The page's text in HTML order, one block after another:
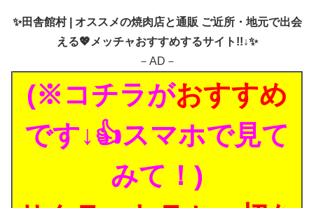
✨田舎館村 | オススメの焼肉店と通販 ご近所・地元で出会
える💖メッチャおすすめするサイト!!↓✨
－AD－
(※コチラがおすすめ
です↓👍スマホで見て
みて！)